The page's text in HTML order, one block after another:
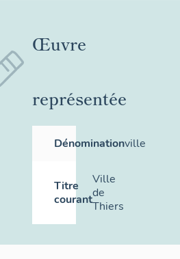
Œuvre
représentée
Dénominationville
Titre
courant
Ville
de
Thiers